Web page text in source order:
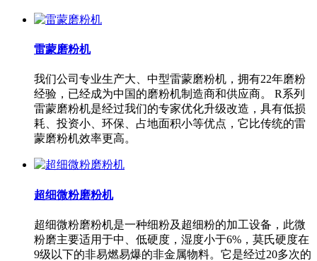
雷蒙磨粉机
我们公司专业生产大、中型雷蒙磨粉机，拥有22年磨粉
经验，已经成为中国的磨粉机制造商和供应商。 R系列
雷蒙磨粉机是经过我们的专家优化升级改造，具有低损
耗、投资小、环保、占地面积小等优点，它比传统的雷
蒙磨粉机效率更高。
超细微粉磨粉机
超细微粉磨粉机是一种细粉及超细粉的加工设备，此微
粉磨主要适用于中、低硬度，湿度小于6%，莫氏硬度在
9级以下的非易燃易爆的非金属物料。它是经过20多次的